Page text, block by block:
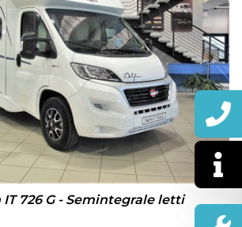
726 G - Semintegrale letti